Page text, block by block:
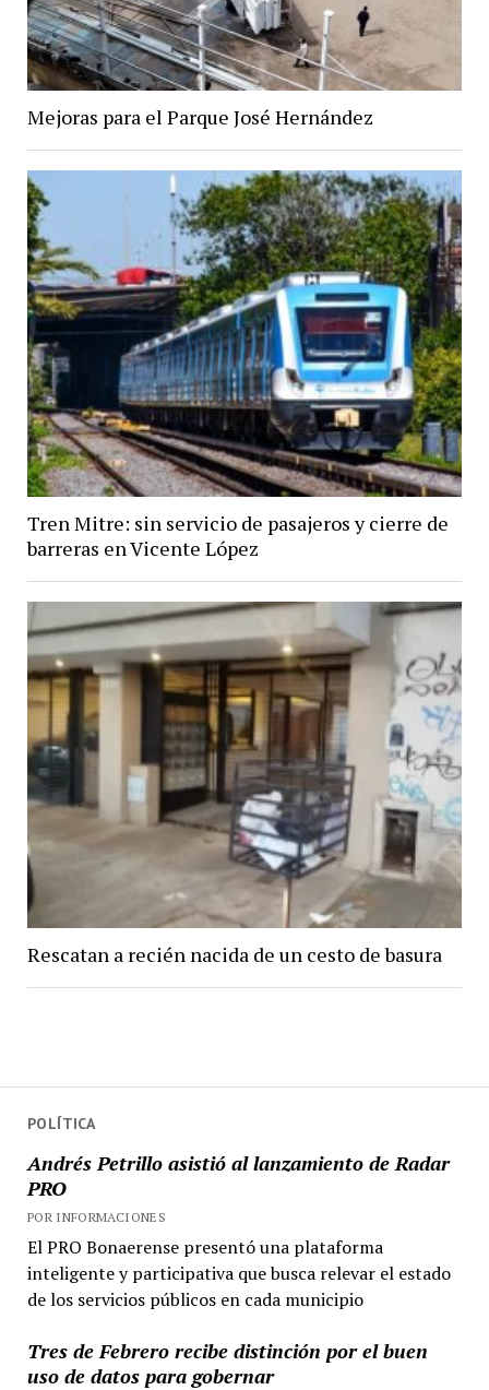
POLÍTICA
Andrés Petrillo asistió al lanzamiento de Radar
PRO
POR INFORMACIONES
El PRO Bonaerense presentó una plataforma
inteligente y participativa que busca relevar el estado
de los servicios públicos en cada municipio
Tres de Febrero recibe distinción por el buen
uso de datos para gobernar
Mejoras para el Parque José Hernández
Tren Mitre: sin servicio de pasajeros y cierre de
barreras en Vicente López
Rescatan a recién nacida de un cesto de basura